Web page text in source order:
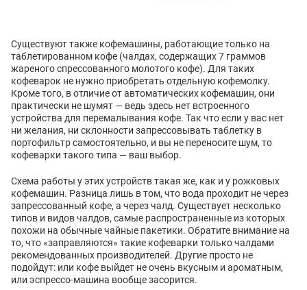
Существуют также кофемашины, работающие только на
таблетированном кофе (чалдах, содержащих 7 граммов
жареного спрессованного молотого кофе). Для таких
кофеварок не нужно приобретать отдельную кофемолку.
Кроме того, в отличие от автоматических кофемашин, они
практически не шумят — ведь здесь нет встроенного
устройства для перемалывания кофе. Так что если у вас нет
ни желания, ни склонности запрессовывать таблетку в
портофильтр самостоятельно, и вы не переносите шум, то
кофеварки такого типа — ваш выбор.
Схема работы у этих устройств такая же, как и у рожковых
кофемашин. Разница лишь в том, что вода проходит не через
запрессованный кофе, а через чалд. Существует несколько
типов и видов чалдов, самые распространенные из которых
похожи на обычные чайные пакетики. Обратите внимание на
то, что «заправляются» такие кофеварки только чалдами
рекомендованных производителей. Другие просто не
подойдут: или кофе выйдет не очень вкусным и ароматным,
или эспрессо-машина вообще засорится.